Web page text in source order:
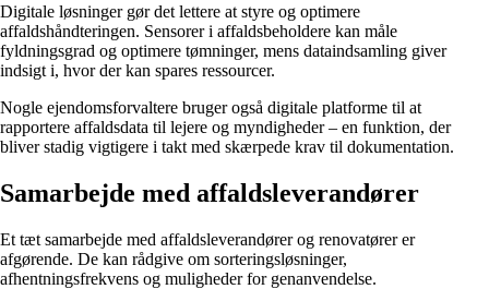
Digitale løsninger gør det lettere at styre og optimere
affaldshåndteringen. Sensorer i affaldsbeholdere kan måle
fyldningsgrad og optimere tømninger, mens dataindsamling giver
indsigt i, hvor der kan spares ressourcer.
Nogle ejendomsforvaltere bruger også digitale platforme til at
rapportere affaldsdata til lejere og myndigheder – en funktion, der
bliver stadig vigtigere i takt med skærpede krav til dokumentation.
Samarbejde med affaldsleverandører
Et tæt samarbejde med affaldsleverandører og renovatører er
afgørende. De kan rådgive om sorteringsløsninger,
afhentningsfrekvens og muligheder for genanvendelse.